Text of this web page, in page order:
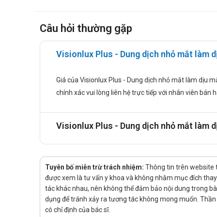
Đảm bảo con dấu còn nguyên vẹn.
Để mở chai, hãy vặn hoàn toàn phần trên và
Nhỏ 1 hoặc 2 giọt vào mỗi mắt nếu cần hoặc
Cách dùng: Thuốc dùng đường uống.
Chống chỉ định
Thuốc Visionlux Plus chống chỉ định dùng trong trường
Bệnh nhân bị mẫn cảm với các thành phần thuốc.
Tác dụng phụ của thuốc Visionlux
Trong một số trường hợp, độ nhạy nhẹ có thể
Cảnh báo khi sử dụng
Sử dụng trong vòng 90 ngày sau khi mở nắp.
Để tránh bị nhiễm bẩn, không để đầu ống nhỏ giọt
Câu hỏi thường gặp
Visionlux Plus - Dung dịch nhỏ mắt làm
Giá của Visionlux Plus - Dung dịch nhỏ mắt làm dịu
chính xác vui lòng liên hệ trực tiếp với nhân viên bán
Visionlux Plus - Dung dịch nhỏ mắt làm
Tuyên bố miễn trừ trách nhiệm: Thông tin trên website
được xem là tư vấn y khoa và không nhằm mục đích
tác khác nhau, nên không thể đảm bảo nội dung trong
dụng để tránh xảy ra tương tác không mong muốn.
có chỉ định của bác sĩ.